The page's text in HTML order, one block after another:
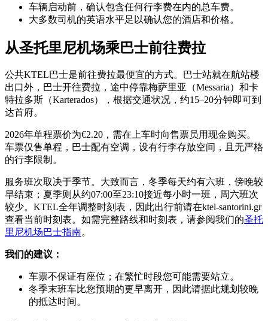
车辆启动前，确认包含任何行李费在内的总车费。
大多数司机的英语水平足以确认您的酒店和价格。
从圣托里尼机场乘巴士前往费拉
公共KTEL巴士是前往费拉最便宜的方式。巴士站就在航站楼
出口外，巴士开往费拉，途中停靠梅萨里亚（Messaria）和卡
特拉多斯（Karterados），根据交通状况，约15–20分钟即可到
达首府。
2026年单程票价为€2.20，需在上车时向售票员用现金购买。
车票仅售单程，巴士配有空调，设有行李存放空间，且无严格
的行李限制。
服务班次取决于季节。大致而言，冬季每天约有六班，傍晚较
早结束；夏季则从约07:00至23:10接近每小时一班，周六班次
较少。KTEL全年调整时刻表，因此出行前请在ktel-santorini.gr
查看当前时刻表。如需完整路线和时刻表，请参阅我们的圣托
里尼机场巴士指南。
我们的建议：
车票不保证有座位；在繁忙时段您可能需要站立。
冬季末班车比您预期的更早离开，因此请据此规划较晚
的抵达时间。